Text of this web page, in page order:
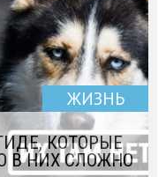
ЖИЗНЬ
КОТОРЫЕ
В НИХ СЛОЖНО